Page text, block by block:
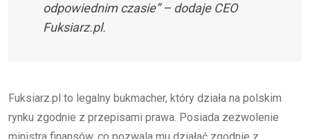
odpowiednim czasie” – dodaje CEO
Fuksiarz.pl.
Fuksiarz.pl to legalny bukmacher, który działa na polskim
rynku zgodnie z przepisami prawa. Posiada zezwolenie